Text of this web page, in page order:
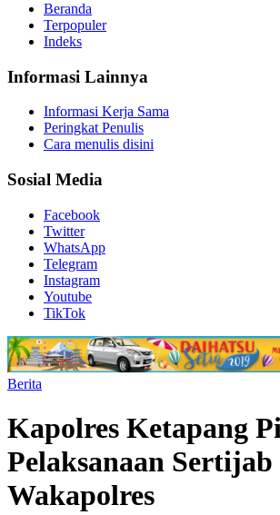
Beranda
Terpopuler
Indeks
Informasi Lainnya
Informasi Kerja Sama
Peringkat Penulis
Cara menulis disini
Sosial Media
Facebook
Twitter
WhatsApp
Telegram
Instagram
Youtube
TikTok
Berita
Kapolres Ketapang
Pelaksanaan Sertijab
Wakapolres